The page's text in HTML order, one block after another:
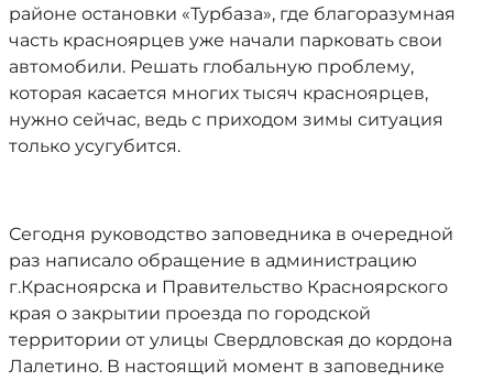
районе остановки «Турбаза», где благоразумная
часть красноярцев уже начали парковать свои
автомобили. Решать глобальную проблему,
которая касается многих тысяч красноярцев,
нужно сейчас, ведь с приходом зимы ситуация
только усугубится.
Сегодня руководство заповедника в очередной
раз написало обращение в администрацию
г.Красноярска и Правительство Красноярского
края о закрытии проезда по городской
территории от улицы Свердловская до кордона
Лалетино. В настоящий момент в заповеднике